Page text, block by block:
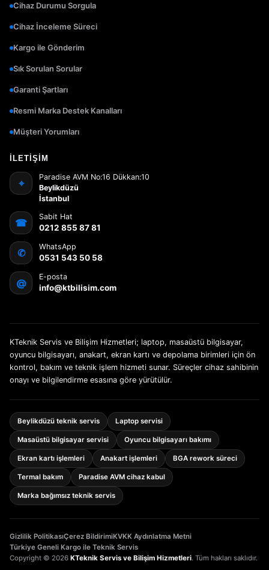
Cihaz Durumu Sorgula
Cihaz İnceleme Süreci
Kargo ile Gönderim
Sık Sorulan Sorular
Garanti Şartları
Resmi Marka Destek Kanalları
Müşteri Yorumları
İLETIŞIM
⌖
Paradise AVM No:16 Dükkan:10
Beylikdüzü
İstanbul
☎
Sabit Hat
0212 855 87 81
✆
WhatsApp
0531 543 50 58
@
E-posta
info@ktbilisim.com
KTeknik Servis ve Bilişim Hizmetleri; laptop, masaüstü bilgisayar,
oyuncu bilgisayarı, anakart, ekran kartı ve depolama birimleri için ön
kontrol, bakım ve teknik işlem hizmeti sunar. Süreçler cihaz sahibinin
onayı ve bilgilendirme esasına göre yürütülür.
Beylikdüzü teknik servis Laptop servisi
Masaüstü bilgisayar servisi Oyuncu bilgisayarı bakımı
Ekran kartı işlemleri Anakart işlemleri BGA rework süreci
Termal bakım Paradise AVM cihaz kabul
Marka bağımsız teknik servis
Copyright © 2026 KTeknik Servis ve Bilişim Hizmetleri. Tüm hakları saklıdır.
Gizlilik PolitikasıÇerez BildirimiKVKK Aydınlatma Metni
Türkiye Geneli Kargo ile Teknik Servis